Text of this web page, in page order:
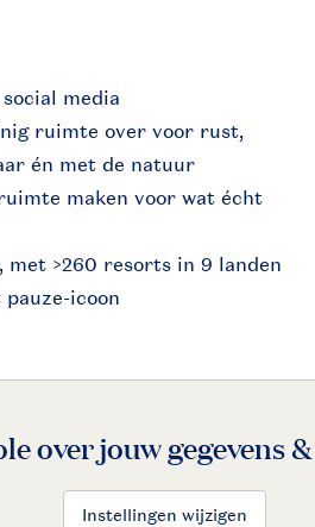
media
ruimte over voor rust,
én met de natuur
maken voor wat écht
met >260 resorts in 9 landen
icoon
over jouw gegevens
Instellingen wijzigen